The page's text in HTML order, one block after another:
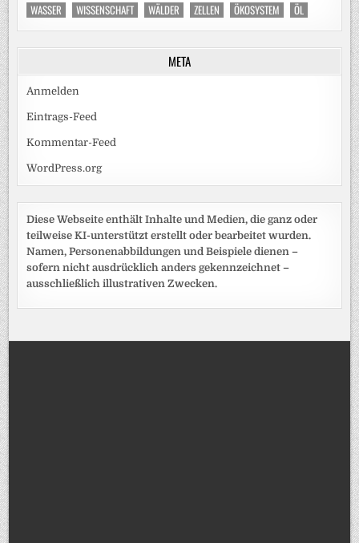
WASSER
WISSENSCHAFT WÄLDER ZELLEN ÖKOSYSTEM ÖL
META
Anmelden
Eintrags-Feed
Kommentar-Feed
WordPress.org
Diese Webseite enthält Inhalte und Medien, die ganz oder
teilweise KI-unterstützt erstellt oder bearbeitet wurden.
Namen, Personenabbildungen und Beispiele dienen –
sofern nicht ausdrücklich anders gekennzeichnet –
ausschließlich illustrativen Zwecken.